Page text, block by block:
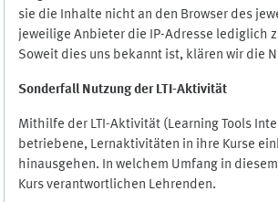
sie die Inhalte nicht an den Browser des
jeweilige Anbieter die IP-Adresse lediglich
Soweit dies uns bekannt ist, klären wir die
Sonderfall Nutzung der LTI-Aktivität
Mithilfe der LTI-Aktivität (Learning Tools
betriebene, Lernaktivitäten in ihre Kurse
hinausgehen. In welchem Umfang in
Kurs verantwortlichen Lehrenden.